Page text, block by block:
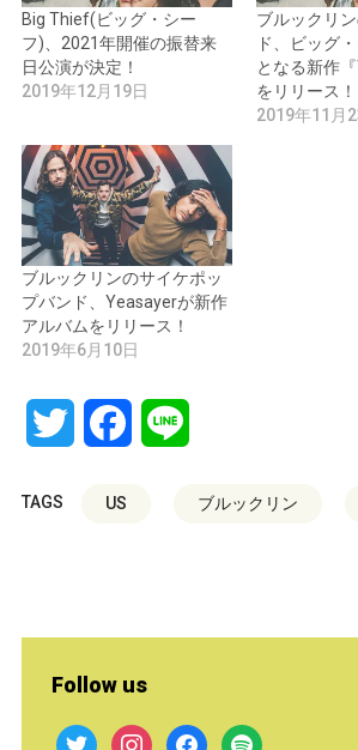
Big Thief(ビッグ・シー
フ)、2021年開催の振替来
日公演が決定！
2019年12月19日
ブルックリ
ド、ビッグ
となる新作
をリリース！
2019年11月
ブルックリンのサイケポッ
プバンド、Yeasayerが新作
アルバムをリリース！
2019年6月10日
Twitter Facebook
TAGS US ブルックリン
Follow us
twitter instagramfacebook
spotify